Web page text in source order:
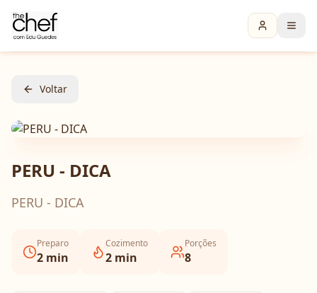
Voltar
PERU - DICA
PERU - DICA
Preparo
2 min
Cozimento
2 min
Porções
8